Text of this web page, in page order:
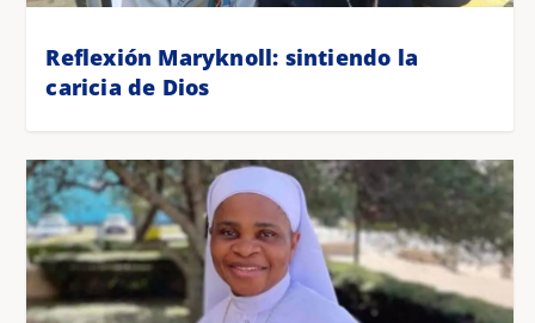
Reflexión Maryknoll: sintiendo la
caricia de Dios